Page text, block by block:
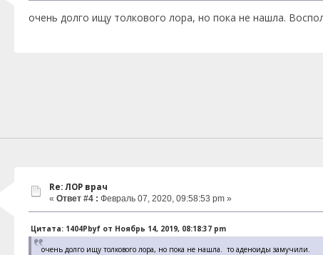
очень долго ищу толкового лора, но пока не нашла.
Re: ЛОР врач
« Ответ #4 : Февраль 07, 2020, 09:58:53 pm »
Цитата: 1404Pbyf от Ноябрь 14, 2019, 08:18:37 pm
очень долго ищу толкового лора, но пока не нашла. то аденоиды замучили.